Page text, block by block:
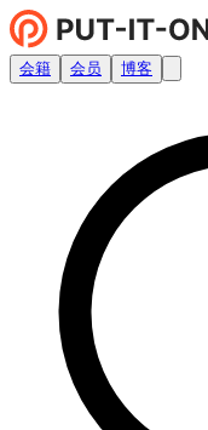
会籍 会员 博客